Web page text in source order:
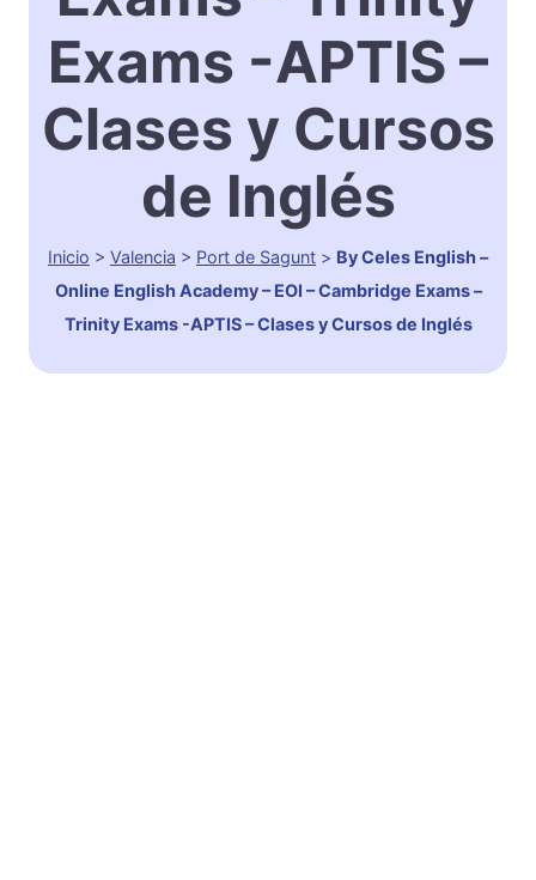
Exams -APTIS –
Clases y Cursos
de Inglés
Inicio > Valencia > Port de Sagunt > By Celes English –
Online English Academy – EOI – Cambridge Exams –
Trinity Exams -APTIS – Clases y Cursos de Inglés